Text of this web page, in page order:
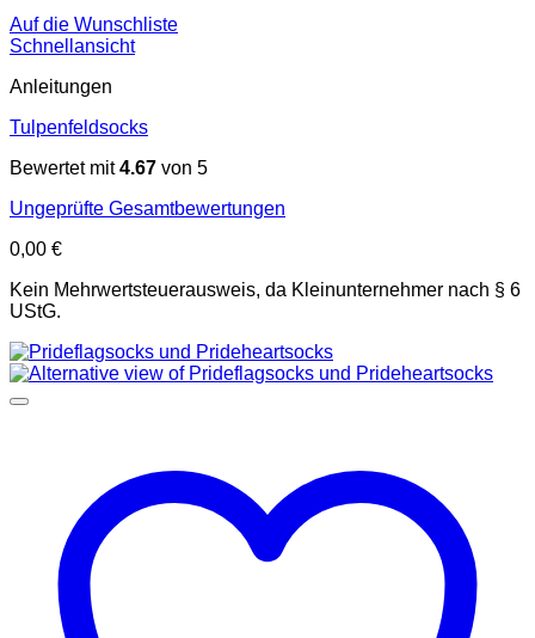
Auf die Wunschliste
Schnellansicht
Anleitungen
Tulpenfeldsocks
Bewertet mit4.67 von 5
Ungeprüfte Gesamtbewertungen
0,00 €
Kein Mehrwertsteuerausweis, da Kleinunternehmer nach § 6
UStG.